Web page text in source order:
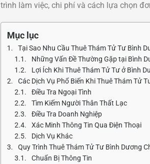
trình làm việc, chi phí và cách lựa chọn
Mục lục
Tại Sao Nhu Cầu Thuê Thám Tử Tư Bình
Những Vấn Đề Thường Gặp tại Bình
Lợi Ích Khi Thuê Thám Tử Tư ở Bình
Các Dịch Vụ Phổ Biến Khi Thuê Thám Tử
Điều Tra Ngoại Tình
Tìm Kiếm Người Thân Thất Lạc
Điều Tra Doanh Nghiệp
Xác Minh Thông Tin Qua Điện Thoại
Dịch Vụ Khác
Quy Trình Thuê Thám Tử Tư Bình Dương
Chuẩn Bị Thông Tin